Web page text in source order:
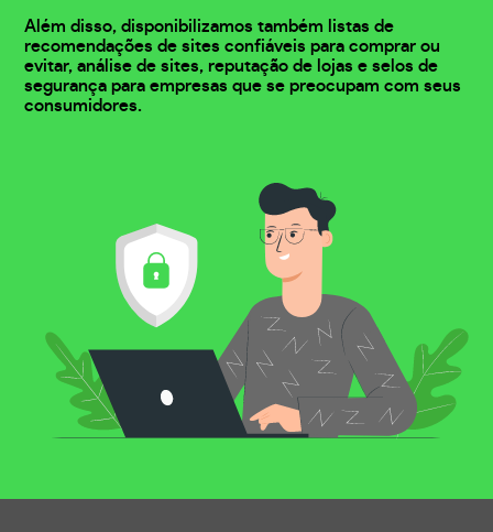
Além disso, disponibilizamos também listas de
recomendações de sites confiáveis para comprar ou
evitar, análise de sites, reputação de lojas e selos de
segurança para empresas que se preocupam com seus
consumidores.